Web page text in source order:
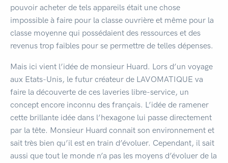
pouvoir acheter de tels appareils était une chose
impossible à faire pour la classe ouvrière et même pour la
classe moyenne qui possédaient des ressources et des
revenus trop faibles pour se permettre de telles dépenses.
Mais ici vient l’idée de monsieur Huard. Lors d’un voyage
aux Etats-Unis, le futur créateur de LAVOMATIQUE va
faire la découverte de ces laveries libre-service, un
concept encore inconnu des français. L’idée de ramener
cette brillante idée dans l’hexagone lui passe directement
par la tête. Monsieur Huard connait son environnement et
sait très bien qu’il est en train d’évoluer. Cependant, il sait
aussi que tout le monde n’a pas les moyens d’évoluer de la